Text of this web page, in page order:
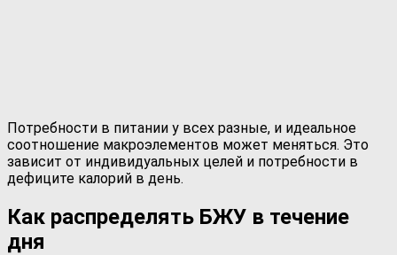
Потребности в питании у всех разные, и идеальное
соотношение макроэлементов может меняться. Это
зависит от индивидуальных целей и потребности в
дефиците калорий в день.
Как распределять БЖУ в течение
дня